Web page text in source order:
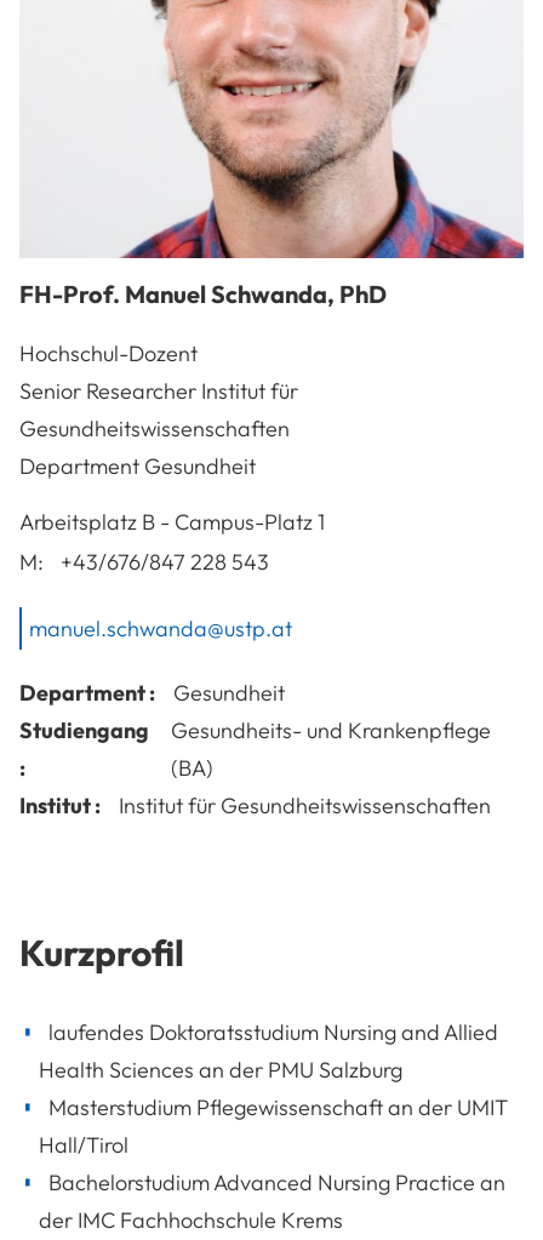
FH-Prof. ManuelSchwanda, PhD
Hochschul-Dozent
Senior Researcher Institut für
Gesundheitswissenschaften
Department Gesundheit
Arbeitsplatz B - Campus-Platz 1
M:
+43/676/847 228 543
manuel.schwanda@ustp.at
Department :
Gesundheit
Studiengang
:
Gesundheits- und Krankenpflege
(BA)
Institut :
Institut für Gesundheitswissenschaften
Kurzprofil
laufendes Doktoratsstudium Nursing and Allied
Health Sciences an der PMU Salzburg
Masterstudium Pflegewissenschaft an der UMIT
Hall/Tirol
Bachelorstudium Advanced Nursing Practice an
der IMC Fachhochschule Krems